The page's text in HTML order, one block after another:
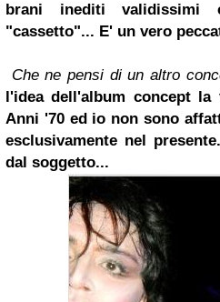
brani inediti validissimi
"cassetto"... E' un vero
Che ne pensi di un altro
l'idea dell'album concept
Anni '70 ed io non sono
esclusivamente nel
dal soggetto...